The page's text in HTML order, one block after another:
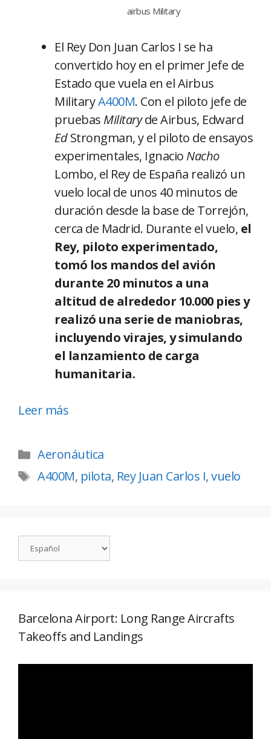
airbus Military
El Rey Don Juan Carlos I se ha
convertido hoy en el primer Jefe de
Estado que vuela en el Airbus
MilitaryA400M. Con el piloto jefe de
pruebas Militaryde Airbus, Edward
EdStrongman, y el piloto de ensayos
experimentales, Ignacio Nacho
Lombo, el Rey de España realizó un
vuelo local de unos 40 minutos de
duración desde la base de Torrejón,
cerca de Madrid. Durante el vuelo, el
Rey, piloto experimentado,
tomó los mandos del avión
durante 20 minutos a una
altitud de alrededor 10.000 pies y
realizó una serie de maniobras,
incluyendo virajes, y simulando
el lanzamiento de carga
humanitaria.
Leer más
Aeronáutica
A400M, pilota, Rey Juan Carlos I,vuelo
Barcelona Airport: Long Range Aircrafts
Takeoffs and Landings